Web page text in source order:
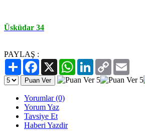
Üsküdar 34
PAYLAŞ :
PaylaşFacebook
X WhatsAppLinkedIn
Copy
Link
Yorumlar (0)
Yorum Yaz
Tavsiye Et
Haberi Yazdir